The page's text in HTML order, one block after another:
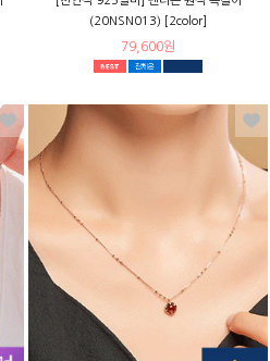
(20NSN013) [2color]
79,600원